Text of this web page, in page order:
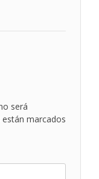
será
marcados